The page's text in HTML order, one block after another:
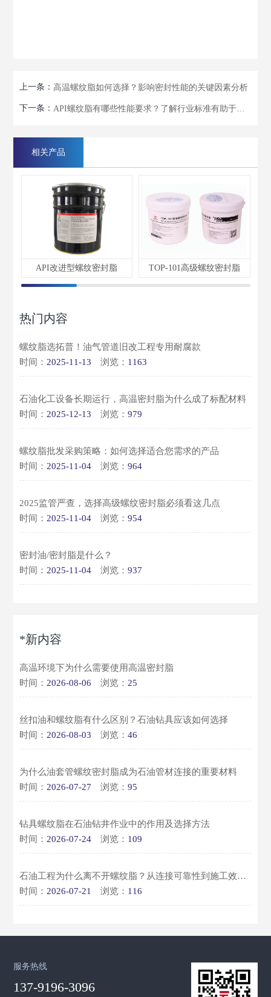
上一条：高温螺纹脂如何选择？影响密封性能的关键因素分析
下一条： API螺纹脂有哪些性能要求？了解行业标准有助于正确选择产品
相关产品
API改进型螺纹密封脂 TOP-101高级螺纹密封脂
热门内容
螺纹脂选拓普！油气管道旧改工程专用耐腐款
时间： 2025-11-13 浏览： 1163
石油化工设备长期运行，高温密封脂为什么成了标配材料
时间： 2025-12-13 浏览：979
螺纹脂批发采购策略：如何选择适合您需求的产品
时间： 2025-11-04 浏览：964
2025监管严查，选择高级螺纹密封脂必须看这几点
时间： 2025-11-04 浏览：954
密封油/密封脂是什么？
时间： 2025-11-04 浏览：937
*新内容
高温环境下为什么需要使用高温密封脂
时间： 2026-08-06 浏览： 25
丝扣油和螺纹脂有什么区别？石油钻具应该如何选择
时间： 2026-08-03 浏览：46
为什么油套管螺纹密封脂成为石油管材连接的重要材料
时间： 2026-07-27 浏览：95
钻具螺纹脂在石油钻井作业中的作用及选择方法
时间： 2026-07-24 浏览： 109
石油工程为什么离不开螺纹脂？从连接可靠性到施工效率全面解析
时间： 2026-07-21 浏览： 116
服务热线
137-9196-3096